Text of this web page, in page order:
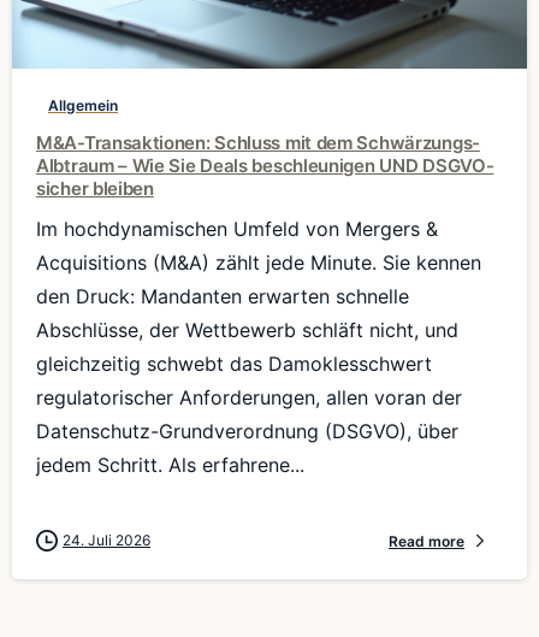
0
Allgemein
M&A-Transaktionen: Schluss mit dem Schwärzungs-
Albtraum – Wie Sie Deals beschleunigen UND DSGVO-
sicher bleiben
Im hochdynamischen Umfeld von Mergers &
Acquisitions (M&A) zählt jede Minute. Sie kennen
den Druck: Mandanten erwarten schnelle
Abschlüsse, der Wettbewerb schläft nicht, und
gleichzeitig schwebt das Damoklesschwert
regulatorischer Anforderungen, allen voran der
Datenschutz-Grundverordnung (DSGVO), über
jedem Schritt. Als erfahrene...
24. Juli 2026 Read more